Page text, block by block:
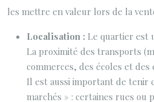
les mettre en valeur lors de la
Localisation : Le quartier est
La proximité des transports
commerces, des écoles et
Il est aussi important de tenir
marchés » : certaines rues ou